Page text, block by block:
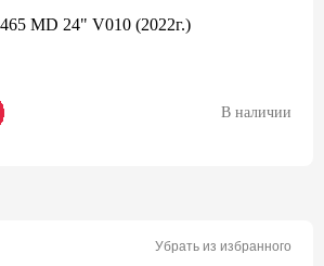
MD 24" V010 (2022г.)
В наличии
Убрать из избранного